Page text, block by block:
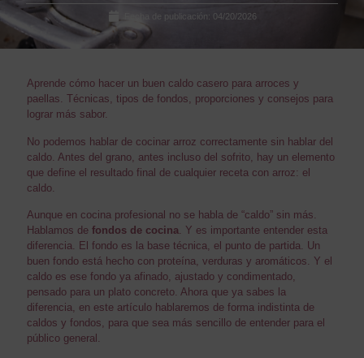
Fecha de publicación: 04/20/2026
Aprende cómo hacer un buen caldo casero para arroces y
paellas. Técnicas, tipos de fondos, proporciones y consejos para
lograr más sabor.
No podemos hablar de cocinar arroz correctamente sin hablar del
caldo. Antes del grano, antes incluso del sofrito, hay un elemento
que define el resultado final de cualquier receta con arroz: el
caldo.
Aunque en cocina profesional no se habla de “caldo” sin más.
Hablamos defondos de cocina. Y es importante entender esta
diferencia. El fondo es la base técnica, el punto de partida. Un
buen fondo está hecho con proteína, verduras y aromáticos. Y el
caldo es ese fondo ya afinado, ajustado y condimentado,
pensado para un plato concreto. Ahora que ya sabes la
diferencia, en este artículo hablaremos de forma indistinta de
caldos y fondos, para que sea más sencillo de entender para el
público general.